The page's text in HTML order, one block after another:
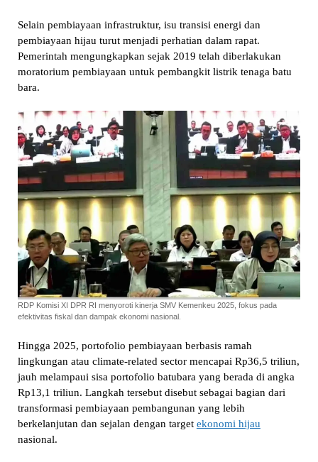
Selain pembiayaan infrastruktur, isu transisi energi dan
pembiayaan hijau turut menjadi perhatian dalam rapat.
Pemerintah mengungkapkan sejak 2019 telah diberlakukan
moratorium pembiayaan untuk pembangkit listrik tenaga batu
bara.
RDP Komisi XI DPR RI menyoroti kinerja SMV Kemenkeu 2025, fokus pada
efektivitas fiskal dan dampak ekonomi nasional.
Hingga 2025, portofolio pembiayaan berbasis ramah
lingkungan atau climate-related sector mencapai Rp36,5 triliun,
jauh melampaui sisa portofolio batubara yang berada di angka
Rp13,1 triliun. Langkah tersebut disebut sebagai bagian dari
transformasi pembiayaan pembangunan yang lebih
berkelanjutan dan sejalan dengan target ekonomi hijau
nasional.